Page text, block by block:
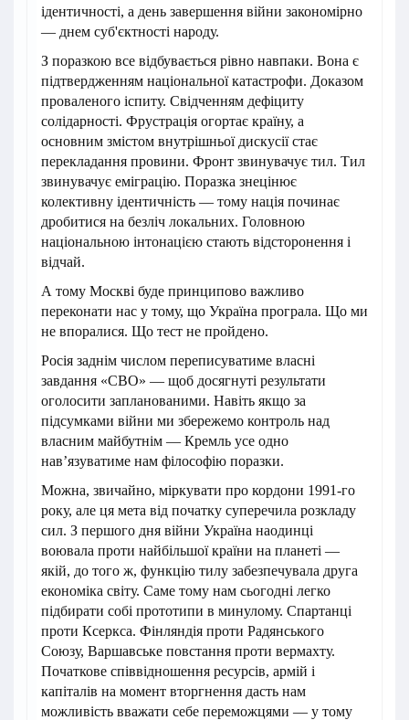
ідентичності, а день завершення війни закономірно
— днем суб'єктності народу.
З поразкою все відбувається рівно навпаки. Вона є
підтвердженням національної катастрофи. Доказом
проваленого іспиту. Свідченням дефіциту
солідарності. Фрустрація огортає країну, а
основним змістом внутрішньої дискусії стає
перекладання провини. Фронт звинувачує тил. Тил
звинувачує еміграцію. Поразка знецінює
колективну ідентичність — тому нація починає
дробитися на безліч локальних. Головною
національною інтонацією стають відсторонення і
відчай.
А тому Москві буде принципово важливо
переконати нас у тому, що Україна програла. Що ми
не впоралися. Що тест не пройдено.
Росія заднім числом переписуватиме власні
завдання «СВО» — щоб досягнуті результати
оголосити запланованими. Навіть якщо за
підсумками війни ми збережемо контроль над
власним майбутнім — Кремль усе одно
нав’язуватиме нам філософію поразки.
Можна, звичайно, міркувати про кордони 1991-го
року, але ця мета від початку суперечила розкладу
сил. З першого дня війни Україна наодинці
воювала проти найбільшої країни на планеті —
якій, до того ж, функцію тилу забезпечувала друга
економіка світу. Саме тому нам сьогодні легко
підбирати собі прототипи в минулому. Спартанці
проти Ксеркса. Фінляндія проти Радянського
Союзу, Варшавське повстання проти вермахту.
Початкове співвідношення ресурсів, армій і
капіталів на момент вторгнення дасть нам
можливість вважати себе переможцями — у тому